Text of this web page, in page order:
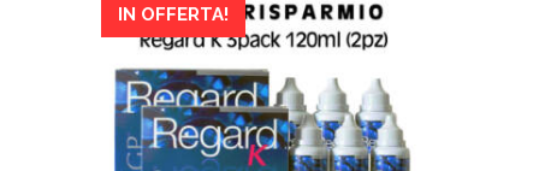
IN OFFERTA!